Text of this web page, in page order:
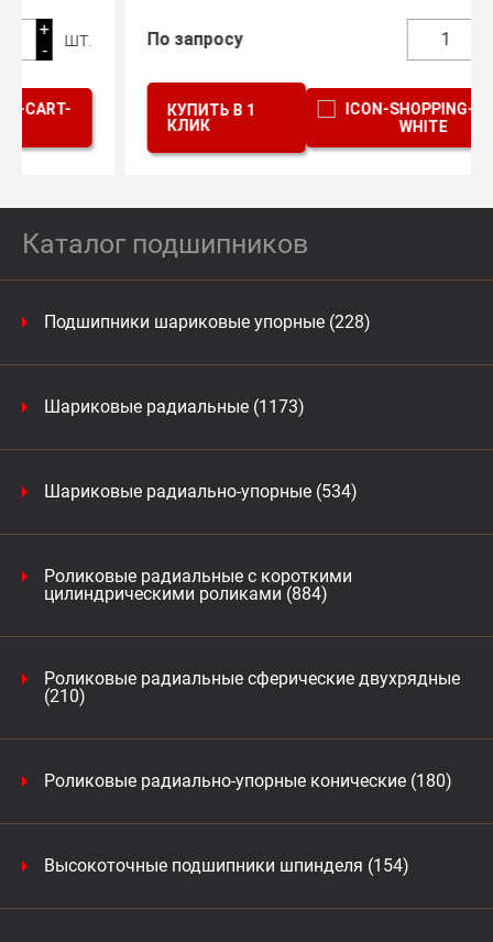
Каталог подшипников
Подшипники шариковые упорные (228)
Шариковые радиальные (1173)
Шариковые радиально-упорные (534)
Роликовые радиальные с короткими
цилиндрическими роликами (884)
Роликовые радиальные сферические двухрядные
(210)
Роликовые радиально-упорные конические (180)
Высокоточные подшипники шпинделя (154)
По запросу
КУПИТЬ В 1